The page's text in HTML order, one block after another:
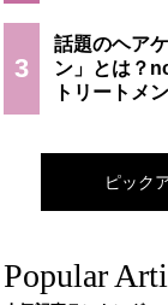
3
話題のヘア
ン」とは？
トリートメ
ピック
Popular